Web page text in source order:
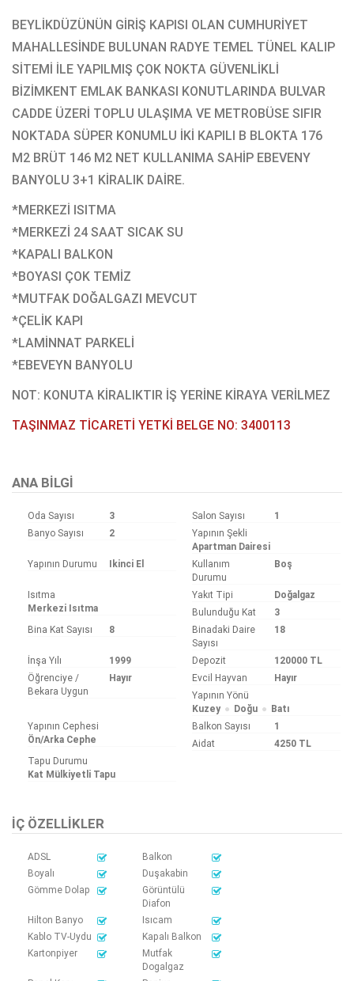
BEYLİKDÜZÜNÜN GİRİŞ KAPISI OLAN CUMHURİYET
MAHALLESİNDE BULUNAN RADYE TEMEL TÜNEL KALIP
SİTEMİ İLE YAPILMIŞ ÇOK NOKTA GÜVENLİKLİ
BİZİMKENT EMLAK BANKASI KONUTLARINDA BULVAR
CADDE ÜZERİ TOPLU ULAŞIMA VE METROBÜSE SIFIR
NOKTADA SÜPER KONUMLU İKİ KAPILI B BLOKTA 176
M2 BRÜT 146 M2 NET KULLANIMA SAHİP EBEVENY
BANYOLU 3+1 KİRALIK DAİRE.
*MERKEZİ ISITMA
*MERKEZİ 24 SAAT SICAK SU
*KAPALI BALKON
*BOYASI ÇOK TEMİZ
*MUTFAK DOĞALGAZI MEVCUT
*ÇELİK KAPI
*LAMİNNAT PARKELİ
*EBEVEYN BANYOLU
NOT: KONUTA KİRALIKTIR İŞ YERİNE KİRAYA VERİLMEZ
TAŞINMAZ TİCARETİ YETKİ BELGE NO: 3400113
ANA BILGI
Oda Sayısı 3 Salon Sayısı
1
Banyo Sayısı
2
Yapının Şekli
Apartman Dairesi
Yapının Durumu
Ikinci El
Kullanım
Durumu
Boş
Isıtma
Merkezi Isıtma
Yakıt Tipi
Doğalgaz
Bulunduğu Kat
3
Bina Kat Sayısı
8
Binadaki Daire
Sayısı
18
İnşa Yılı 1999 Depozit
120000 TL
Öğrenciye /
Bekara Uygun
Hayır Evcil Hayvan
Hayır
Yapının Yönü
Kuzey
Doğu
Batı
Yapının Cephesi
Ön/Arka Cephe
Balkon Sayısı
1
Aidat
4250 TL
Tapu Durumu
Kat Mülkiyetli Tapu
İÇ ÖZELLIKLER
ADSL
Balkon
Boyalı
Duşakabin
Gömme Dolap
Görüntülü
Diafon
Hilton Banyo
Isıcam
Kablo TV-Uydu
Kapalı Balkon
Kartonpiyer
Mutfak
Dogalgaz